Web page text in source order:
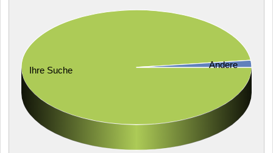
Ihre Suche
Andere